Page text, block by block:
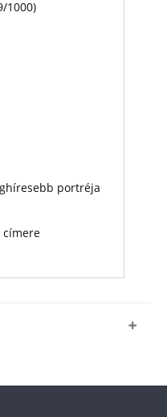
1000)
portréja
címere
és